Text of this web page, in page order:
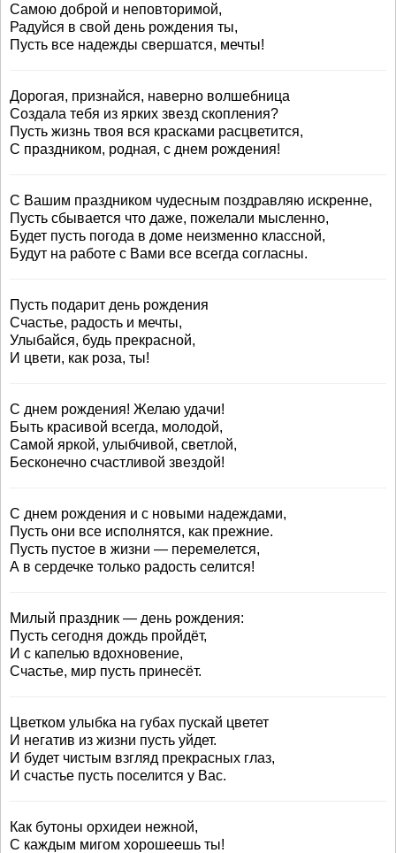
Самою доброй и неповторимой,
Радуйся в свой день рождения ты,
Пусть все надежды свершатся, мечты!
Дорогая, признайся, наверно волшебница
Создала тебя из ярких звезд скопления?
Пусть жизнь твоя вся красками расцветится,
С праздником, родная, с днем рождения!
С Вашим праздником чудесным поздравляю искренне,
Пусть сбывается что даже, пожелали мысленно,
Будет пусть погода в доме неизменно классной,
Будут на работе с Вами все всегда согласны.
Пусть подарит день рождения
Счастье, радость и мечты,
Улыбайся, будь прекрасной,
И цвети, как роза, ты!
С днем рождения! Желаю удачи!
Быть красивой всегда, молодой,
Самой яркой, улыбчивой, светлой,
Бесконечно счастливой звездой!
С днем рождения и с новыми надеждами,
Пусть они все исполнятся, как прежние.
Пусть пустое в жизни — перемелется,
А в сердечке только радость селится!
Милый праздник — день рождения:
Пусть сегодня дождь пройдёт,
И с капелью вдохновение,
Счастье, мир пусть принесёт.
Цветком улыбка на губах пускай цветет
И негатив из жизни пусть уйдет.
И будет чистым взгляд прекрасных глаз,
И счастье пусть поселится у Вас.
Как бутоны орхидеи нежной,
С каждым мигом хорошеешь ты!